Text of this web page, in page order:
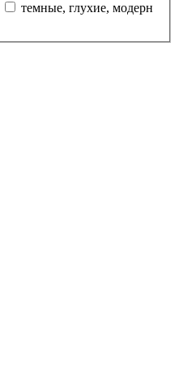
темные, глухие, модерн